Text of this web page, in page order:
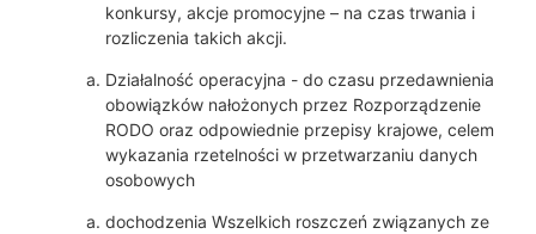
konkursy, akcje promocyjne – na czas trwania i
rozliczenia takich akcji.
Działalność operacyjna - do czasu przedawnienia
obowiązków nałożonych przez Rozporządzenie
RODO oraz odpowiednie przepisy krajowe, celem
wykazania rzetelności w przetwarzaniu danych
osobowych
dochodzenia Wszelkich roszczeń związanych ze